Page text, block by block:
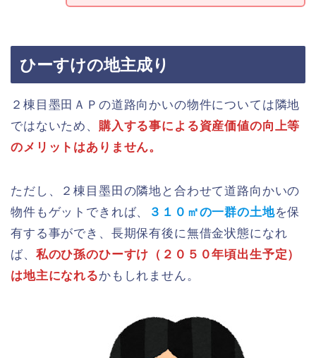
ひーすけの地主成り
２棟目墨田ＡＰの道路向かいの物件については隣地
ではないため、 購入する事による資産価値の向上等
のメリットはありません。
ただし、２棟目墨田の隣地と合わせて道路向かいの
物件もゲットできれば、
３１０㎡の一群の土地を保
有する事ができ、長期保有後に無借金状態になれ
ば、 私のひ孫のひーすけ（２０５０年頃出生予定）
は地主になれるかもしれません。